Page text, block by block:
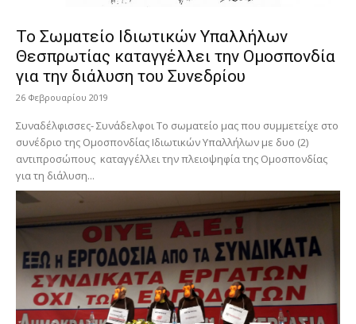
Το Σωματείο Ιδιωτικών Υπαλλήλων
Θεσπρωτίας καταγγέλλει την Ομοσπονδία
για την διάλυση του Συνεδρίου
26 Φεβρουαρίου 2019
Συναδέλφισσες- Συνάδελφοι Το σωματείο μας που συμμετείχε στο
συνέδριο της Ομοσπονδίας Ιδιωτικών Υπαλλήλων με δυο (2)
αντιπροσώπους καταγγέλλει την πλειοψηφία της Ομοσπονδίας
για τη διάλυση...